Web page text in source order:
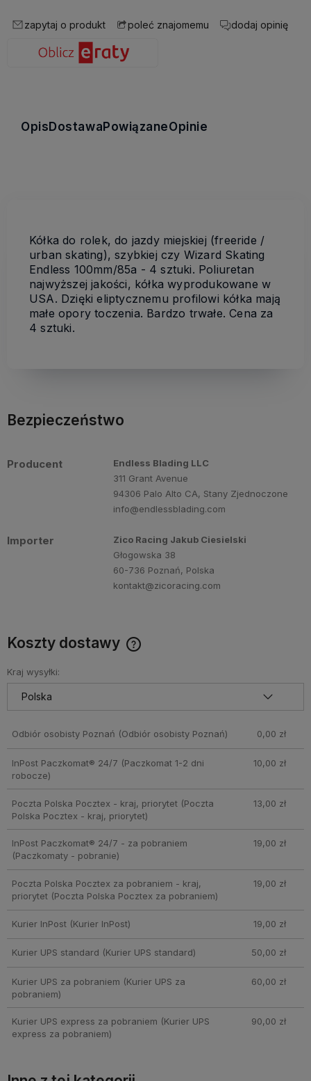
zapytaj o produkt poleć znajomemu dodaj opinię
OpisDostawaPowiązaneOpinie
Kółka do rolek, do jazdy miejskiej (freeride /
urban skating), szybkiej czy Wizard Skating
Endless 100mm/85a - 4 sztuki. Poliuretan
najwyższej jakości, kółka wyprodukowane w
USA. Dzięki eliptycznemu profilowi kółka mają
małe opory toczenia. Bardzo trwałe. Cena za
4 sztuki.
Bezpieczeństwo
Producent
Endless Blading LLC
311 Grant Avenue
94306 Palo Alto CA, Stany Zjednoczone
info@endlessblading.com
Importer
Zico Racing Jakub Ciesielski
Głogowska 38
60-736 Poznań, Polska
kontakt@zicoracing.com
Koszty dostawy
Kraj wysyłki:
Odbiór osobisty Poznań (Odbiór osobisty Poznań) 0,00 zł
InPost Paczkomat® 24/7 (Paczkomat 1-2 dni
robocze)
10,00 zł
Poczta Polska Pocztex - kraj, priorytet(Poczta
Polska Pocztex - kraj, priorytet)
13,00 zł
InPost Paczkomat® 24/7 - za pobraniem
(Paczkomaty - pobranie)
19,00 zł
Poczta Polska Pocztex za pobraniem - kraj,
priorytet(Poczta Polska Pocztex za pobraniem)
19,00 zł
Kurier InPost(Kurier InPost) 19,00 zł
Kurier UPS standard (Kurier UPS standard) 50,00 zł
Kurier UPS za pobraniem (Kurier UPS za
pobraniem)
60,00 zł
Kurier UPS express za pobraniem (Kurier UPS
express za pobraniem)
90,00 zł